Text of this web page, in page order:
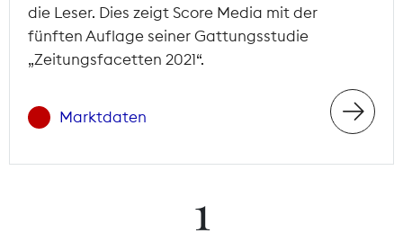
die Leser. Dies zeigt Score Media mit der
fünften Auflage seiner Gattungsstudie
„Zeitungsfacetten 2021“.
Marktdaten
1